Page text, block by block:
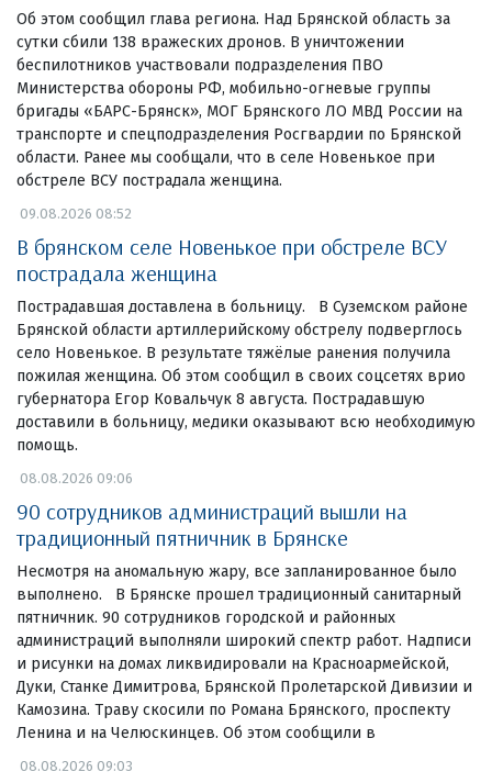
Об этом сообщил глава региона. Над Брянской область за
сутки сбили 138 вражеских дронов. В уничтожении
беспилотников участвовали подразделения ПВО
Министерства обороны РФ, мобильно-огневые группы
бригады «БАРС-Брянск», МОГ Брянского ЛО МВД России на
транспорте и спецподразделения Росгвардии по Брянской
области. Ранее мы сообщали, что в селе Новенькое при
обстреле ВСУ пострадала женщина.
09.08.2026 08:52
В брянском селе Новенькое при обстреле ВСУ
пострадала женщина
Пострадавшая доставлена в больницу. В Суземском районе
Брянской области артиллерийскому обстрелу подверглось
село Новенькое. В результате тяжёлые ранения получила
пожилая женщина. Об этом сообщил в своих соцсетях врио
губернатора Егор Ковальчук 8 августа. Пострадавшую
доставили в больницу, медики оказывают всю необходимую
помощь.
08.08.2026 09:06
90 сотрудников администраций вышли на
традиционный пятничник в Брянске
Несмотря на аномальную жару, все запланированное было
выполнено. В Брянске прошел традиционный санитарный
пятничник. 90 сотрудников городской и районных
администраций выполняли широкий спектр работ. Надписи
и рисунки на домах ликвидировали на Красноармейской,
Дуки, Станке Димитрова, Брянской Пролетарской Дивизии и
Камозина. Траву скосили по Романа Брянского, проспекту
Ленина и на Челюскинцев. Об этом сообщили в
08.08.2026 09:03